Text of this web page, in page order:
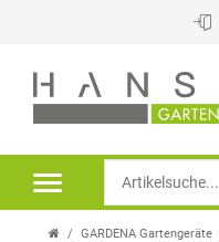
GARDENA Gartengeräte